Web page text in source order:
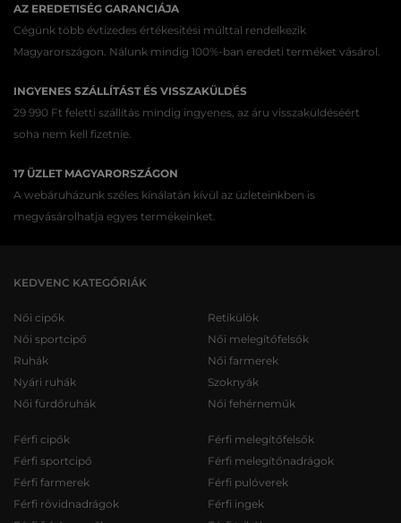
AZ EREDETISÉG GARANCIÁJA
Cégünk több évtizedes értékesítési múlttal rendelkezik
Magyarországon. Nálunk mindig 100%-ban eredeti terméket vásárol.
INGYENES SZÁLLÍTÁST ÉS VISSZAKÜLDÉS
29 990 Ft feletti szállítás mindig ingyenes, az áru visszaküldéséért
soha nem kell fizetnie.
17 ÜZLET MAGYARORSZÁGON
A webáruházunk széles kínálatán kívül az üzleteinkben is
megvásárolhatja egyes termékeinket.
KEDVENC KATEGÓRIÁK
Női cipők
Női sportcipő
Ruhák
Nyári ruhák
Női fürdőruhák
Retikülök
Női melegítőfelsők
Női farmerek
Szoknyák
Női fehérneműk
Férfi cipők
Férfi sportcipő
Férfi farmerek
Férfi rövidnadrágok
Férfi melegítőfelsők
Férfi melegítőnadrágok
Férfi pulóverek
Férfi ingek